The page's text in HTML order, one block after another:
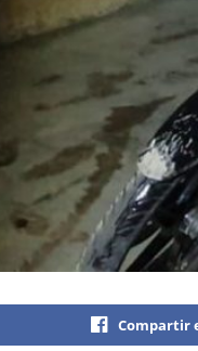
Compartir